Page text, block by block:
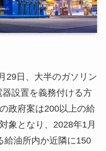
29日、大半のガソリン
設置を義務付ける方
政府案は200以上の給
象となり、2028年1月
給油所内か近隣に150